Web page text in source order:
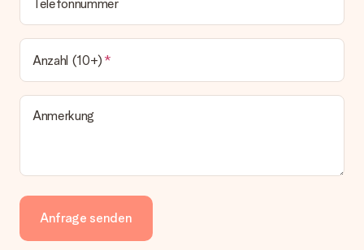
Telefonnummer
Anzahl (10+)
Anmerkung
Anfrage senden